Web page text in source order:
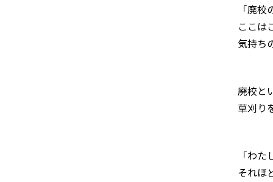
「廃
ここは
気持ち
廃校と
草刈り
「わ
それほ